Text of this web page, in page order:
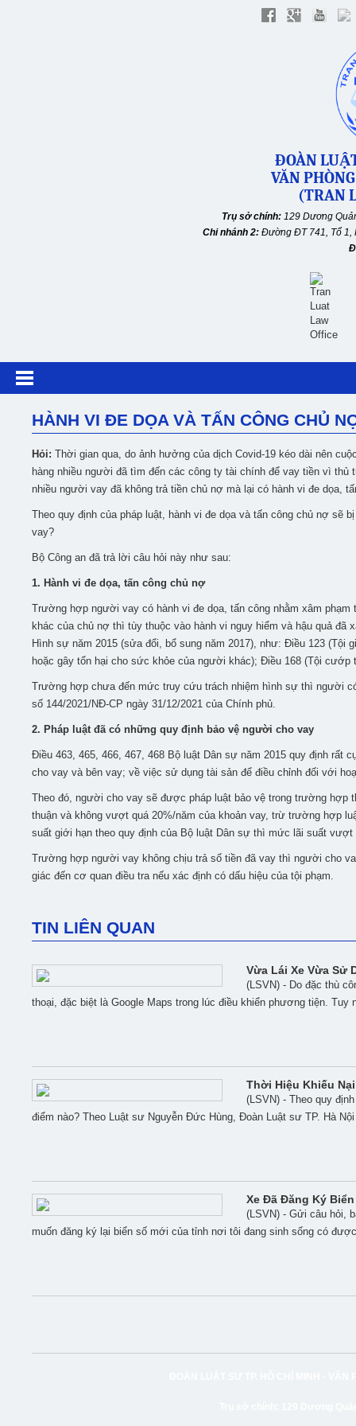
ĐOÀN
VĂN
(TRAN
Trụ sở chính: 129 Dương
Chi nhánh 2: Đường ĐT 741, Tổ 1,
HÀNH VI ĐE DỌA VÀ TẤN CÔNG CHỦ
Hỏi: Thời gian qua, do ảnh hưởng của dịch Covid-19 kéo dài nên
hàng nhiều người đã tìm đến các công ty tài chính để vay tiền vì
nhiều người vay đã không trả tiền chủ nợ mà lại có hành vi đe dọa,
Theo quy định của pháp luật, hành vi đe dọa và tấn công chủ nợ sẽ
vay?
Bộ Công an đã trả lời câu hỏi này như sau:
1. Hành vi đe dọa, tấn công chủ nợ
Trường hợp người vay có hành vi đe dọa, tấn công nhằm xâm
khác của chủ nợ thì tùy thuộc vào hành vi nguy hiểm và hậu quả
Hình sự năm 2015 (sửa đổi, bổ sung năm 2017), như: Điều 123
hoặc gây tổn hại cho sức khỏe của người khác); Điều 168 (Tội
Trường hợp chưa đến mức truy cứu trách nhiệm hình sự thì người
số 144/2021/NĐ-CP ngày 31/12/2021 của Chính phủ.
2. Pháp luật đã có những quy định bảo vệ người cho vay
Điều 463, 465, 466, 467, 468 Bộ luật Dân sự năm 2015 quy định rất
cho vay và bên vay; về việc sử dụng tài sản để điều chỉnh đối với
Theo đó, người cho vay sẽ được pháp luật bảo vệ trong trường
thuận và không vượt quá 20%/năm của khoản vay, trừ trường hợp
suất giới hạn theo quy định của Bộ luật Dân sự thì mức lãi suất vượt
Trường hợp người vay không chịu trả số tiền đã vay thì người cho
giác đến cơ quan điều tra nếu xác định có dấu hiệu của tội phạm.
TIN LIÊN QUAN
Vừa Lái Xe Vừa Sử
(LSVN) - Do đặc thù
thoại, đặc biệt là Google Maps trong lúc điều khiển phương tiện. Tuy
Thời Hiệu Khiếu
(LSVN) - Theo quy
điểm nào? Theo Luật sư Nguyễn Đức Hùng, Đoàn Luật sư TP. Hà
Xe Đã Đăng Ký
(LSVN) - Gửi câu hỏi,
muốn đăng ký lại biển số mới của tỉnh nơi tôi đang sinh sống có